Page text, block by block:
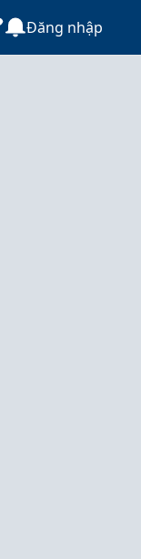
Đăng nhập